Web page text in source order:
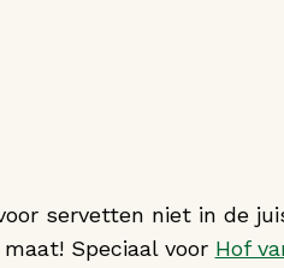
servetten niet in de
Speciaal voor Hof